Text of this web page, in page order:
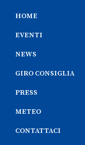
HOME
EVENTI
NEWS
GIRO CONSIGLIA
PRESS
METEO
CONTATTACI